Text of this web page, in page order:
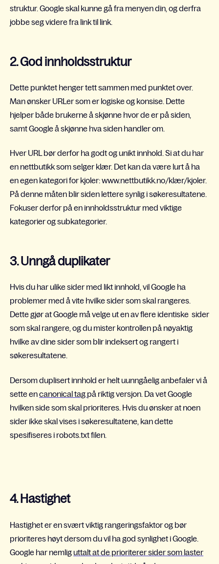
struktur. Google skal kunne gå fra menyen din, og derfra
jobbe seg videre fra link til link.
2. God innholdsstruktur
Dette punktet henger tett sammen med punktet over.
Man ønsker URLer som er logiske og konsise. Dette
hjelper både brukerne å skjønne hvor de er på siden,
samt Google å skjønne hva siden handler om.
Hver URL bør derfor ha godt og unikt innhold. Si at du har
en nettbutikk som selger klær. Det kan da være lurt å ha
en egen kategori for kjoler: www.nettbutikk.no/klær/kjoler.
På denne måten blir siden lettere synlig i søkeresultatene.
Fokuser derfor på en innholdsstruktur med viktige
kategorier og subkategorier.
3. Unngå duplikater
Hvis du har ulike sider med likt innhold, vil Google ha
problemer med å vite hvilke sider som skal rangeres.
Dette gjør at Google må velge ut en av flere identiske sider
som skal rangere, og du mister kontrollen på nøyaktig
hvilke av dine sider som blir indeksert og rangert i
søkeresultatene.
Dersom duplisert innhold er helt uunngåelig anbefaler vi å
sette encanonical tag på riktig versjon. Da vet Google
hvilken side som skal prioriteres. Hvis du ønsker at noen
sider ikke skal vises i søkeresultatene, kan dette
spesifiseres i robots.txt filen.
4. Hastighet
Hastighet er en svært viktig rangeringsfaktor og bør
prioriteres høyt dersom du vil ha god synlighet i Google.
Google har nemliguttalt at de prioriterer sider som laster